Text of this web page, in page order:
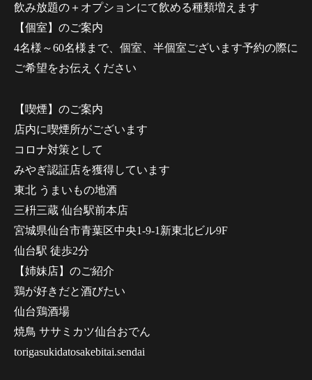
飲み放題の＋オプションにて飲める種類増えます
【個室】のご案内
4名様～60名様まで、個室、半個室ございます予約の際に
ご希望をお伝えください
【喫煙】のご案内
店内に喫煙所がございます
コロナ対策として
みやぎ認証店を獲得しています
東北 うまいもの地酒
三枡三蔵 仙台駅前本店
宮城県仙台市青葉区中央1-9-1新東北ビル9F
仙台駅 徒歩2分
【姉妹店】のご紹介
鶏が好きだと酒びたい
仙台鶏酒場
焼鳥 ササミカツ仙台おでん
torigasukidatosakebitai.sendai